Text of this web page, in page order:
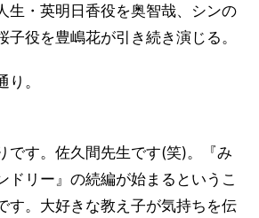
生・英明日香役を奥智哉、シンの
子役を豊嶋花が引き続き演じる。
。
です。佐久間先生です(笑)。『み
ドリー』の続編が始まるというこ
す。大好きな教え子が気持ちを伝